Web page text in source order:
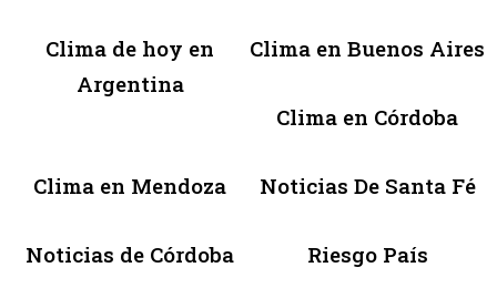
Clima de hoy en
Argentina
Clima en Buenos Aires
Clima en Córdoba
Clima en Mendoza Noticias De Santa Fé
Noticias de Córdoba Riesgo País